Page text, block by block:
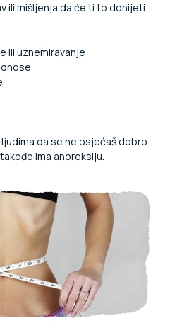
ili mišljenja da će ti to donijeti
ili uznemiravanje
da se ne osjećaš dobro
ima anoreksiju.